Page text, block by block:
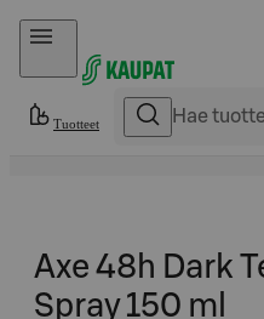
Hyppää sisältöön
Tuotteet
Axe 48h Dark
Spray 150 ml